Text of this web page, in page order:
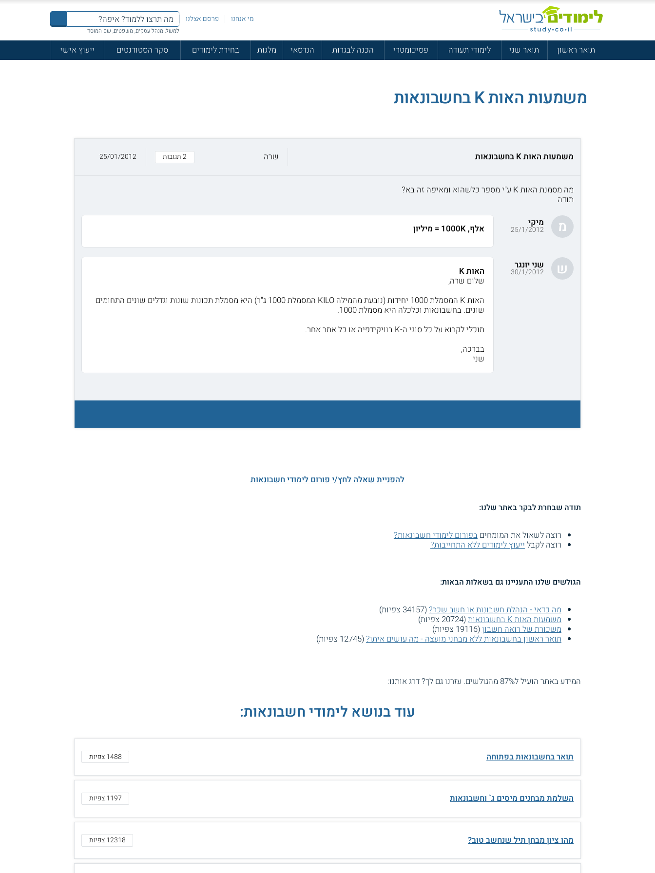
מי אנחנו פרסם אצלנו
למשל: מנהל עסקים, משפטים, שם המוסד
תואר ראשון תואר שני לימודי תעודה פסיכומטרי הכנה לבגרות הנדסאי מלגות בחירת לימודים סקר הסטודנטים ייעוץ אישי
משמעות האות K בחשבונאות
משמעות האות K בחשבונאות שרה 2 תגובות 25/01/2012
מה מסמנת האות K ע"י מספר כלשהוא ומאיפה זה בא?
תודה
מ מיקי
25/1/2012 אלף, 1000K = מיליון
ש שני יונגר
30/1/2012
האות K
שלום שרה,
האות K המסמלת 1000 יחידות (נובעת מהמילה KILO המסמלת 1000 ג"ר) היא מסמלת תכונות שונות וגדלים שונים התחומים
שונים. בחשבונאות וכלכלה היא מסמלת 1000.
תוכלי לקרוא על כל סוגי ה-K בוויקידפיה או כל אתר אחר.
בברכה,
שני
להפניית שאלה לחץ/י פורום לימודי חשבונאות
תודה שבחרת לבקר באתר שלנו:
רוצה לשאול את המומחיםבפורום לימודי חשבונאות?
רוצה לקבלייעוץ לימודים ללא התחייבות?
הגולשים שלנו התעניינו גם בשאלות הבאות:
מה כדאי - הנהלת חשבונות או חשב שכר?(34157 צפיות)
משמעות האות K בחשבונאות
(20724 צפיות)
משכורת של רואה חשבון(19116 צפיות)
תואר ראשון בחשבונאות ללא מבחני מועצה - מה עושים איתו?(12745 צפיות)
המידע באתר הועיל ל87% מהגולשים. עזרנו גם לך? דרג אותנו:
עוד בנושא לימודי חשבונאות:
תואר בחשבונאות בפתוחה 1488 צפיות
השלמת מבחנים מיסים ג` וחשבונאות 1197 צפיות
מהו ציון מבחן תיל שנחשב טוב? 12318 צפיות